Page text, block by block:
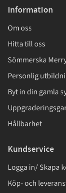
Information
Om oss
Hitta till oss
Sömmerska
Personlig
Byt in din gamla
Hållbarhet
Kundservice
Logga in/ Skapa
Köp- och